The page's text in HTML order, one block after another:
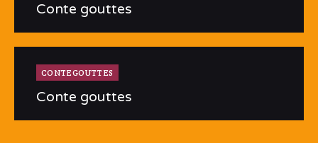
Conte gouttes
CONTEGOUTTES
Conte gouttes